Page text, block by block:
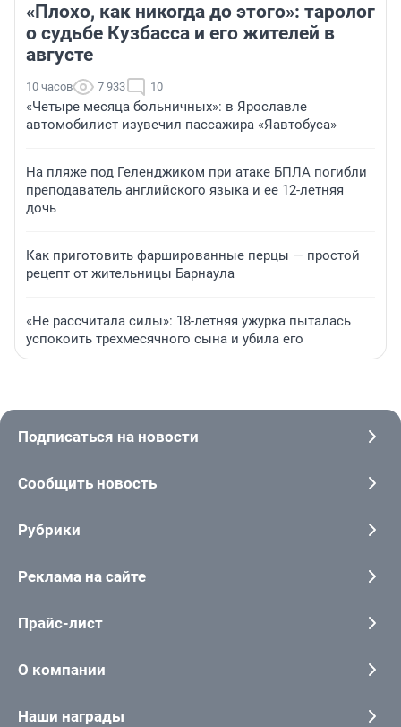
«Плохо, как никогда до этого»: таролог
о судьбе Кузбасса и его жителей в
августе
10 часов 7 933 10
«Четыре месяца больничных»: в Ярославле
автомобилист изувечил пассажира «Яавтобуса»
На пляже под Геленджиком при атаке БПЛА погибли
преподаватель английского языка и ее 12-летняя
дочь
Как приготовить фаршированные перцы — простой
рецепт от жительницы Барнаула
«Не рассчитала силы»: 18-летняя ужурка пыталась
успокоить трехмесячного сына и убила его
Подписаться на новости
Сообщить новость
Рубрики
Реклама на сайте
Прайс-лист
О компании
Наши награды